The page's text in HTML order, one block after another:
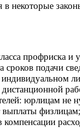
некоторые
профриска
сроков подачи
юрлицам не
выплаты физлицам;
компенсации